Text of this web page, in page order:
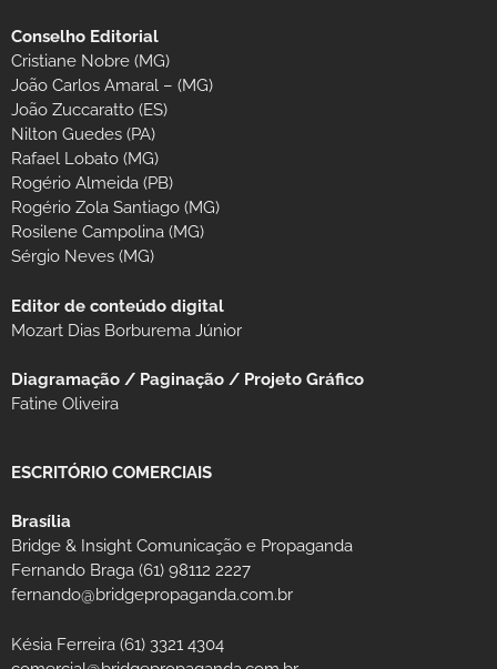
Conselho Editorial
Cristiane Nobre (MG)
João Carlos Amaral – (MG)
João Zuccaratto (ES)
Nilton Guedes (PA)
Rafael Lobato (MG)
Rogério Almeida (PB)
Rogério Zola Santiago (MG)
Rosilene Campolina (MG)
Sérgio Neves (MG)
Editor de conteúdo digital
Mozart Dias Borburema Júnior
Diagramação / Paginação / Projeto Gráfico
Fatine Oliveira
ESCRITÓRIO COMERCIAIS
Brasília
Bridge & Insight Comunicação e Propaganda
Fernando Braga (61) 98112 2227
fernando@bridgepropaganda.com.br
Késia Ferreira (61) 3321 4304